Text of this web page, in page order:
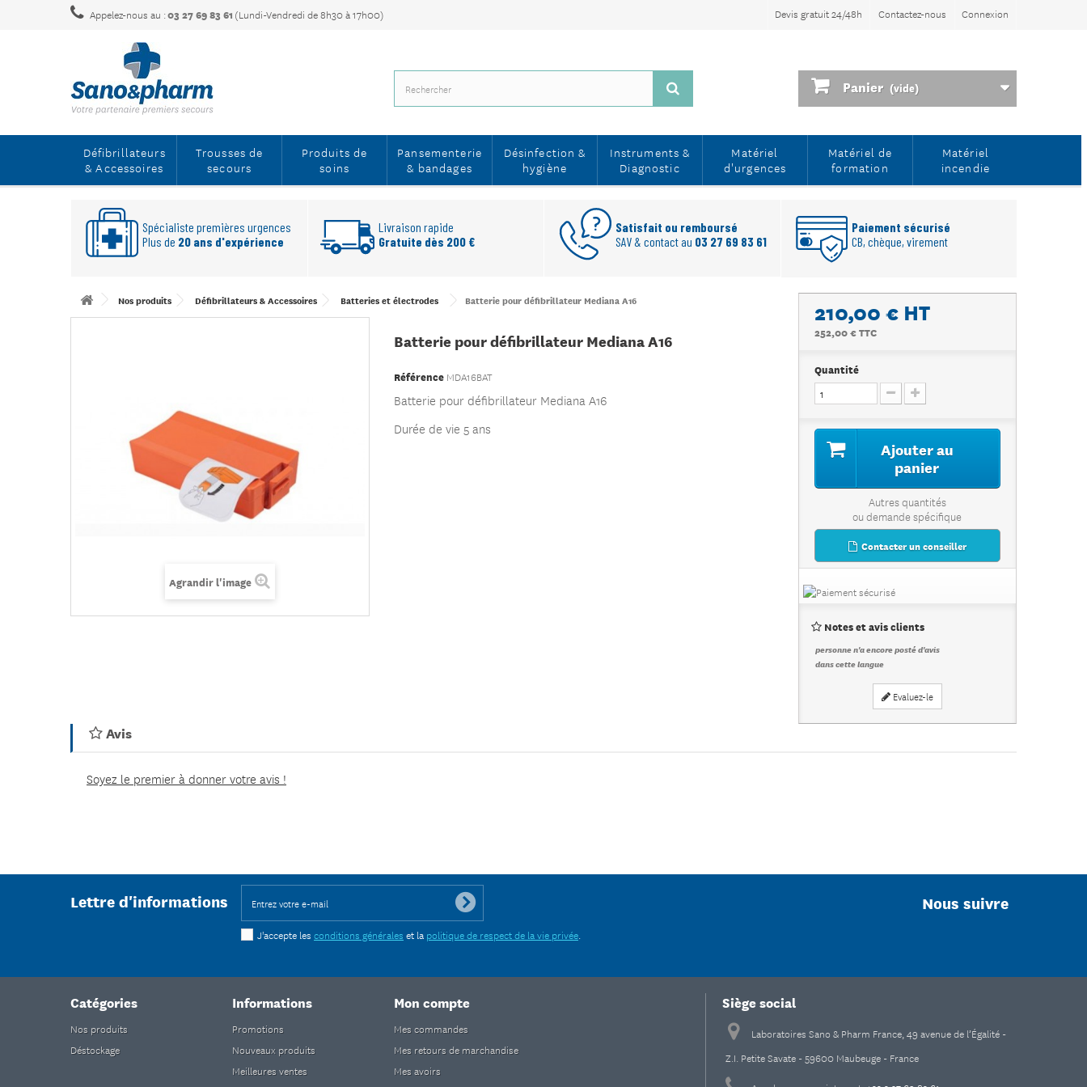
Connexion
Contactez-nous
Devis gratuit 24/48h
Appelez-nous au :03 27 69 83 61 (Lundi-Vendredi de 8h30 à 17h00)
Panier (vide)
Défibrillateurs
& Accessoires
Trousses de
secours
Produits de
soins
Pansementerie
& bandages
Désinfection &
hygiène
Instruments &
Diagnostic
Matériel
d'urgences
Matériel de
formation
Matériel
incendie
Spécialiste premières urgences
Plus de 20 ans d'expérience
Livraison rapide
Gratuite dès 200 €
Satisfait ou remboursé
SAV & contact au 03 27 69 83 61
Paiement sécurisé
CB, chèque, virement
Nos produits Défibrillateurs & Accessoires Batteries et électrodes Batterie pour défibrillateur Mediana A16
Agrandir l'image
Batterie pour défibrillateur Mediana A16
Référence MDA16BAT
Batterie pour défibrillateur Mediana A16
Durée de vie 5 ans
210,00 €HT
252,00 € TTC
Quantité
Ajouter au
panier
Autres quantités
ou demande spécifique
Contacter un conseiller
Notes et avis clients
personne n'a encore posté d'avis
dans cette langue
Evaluez-le
Avis
Soyez le premier à donner votre avis !
Lettre d'informations
J'accepte les conditions générales et la politique de respect de la vie privée.
Nous suivre
Catégories
Nos produits
Déstockage
Informations
Promotions
Nouveaux produits
Meilleures ventes
Mon compte
Mes commandes
Mes retours de marchandise
Mes avoirs
Siège social
Laboratoires Sano & Pharm France, 49 avenue de l’Égalité -
Z.I. Petite Savate - 59600 Maubeuge - France